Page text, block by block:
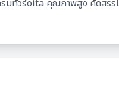
มทัวร์oita คุณภาพสูง คัดสรร